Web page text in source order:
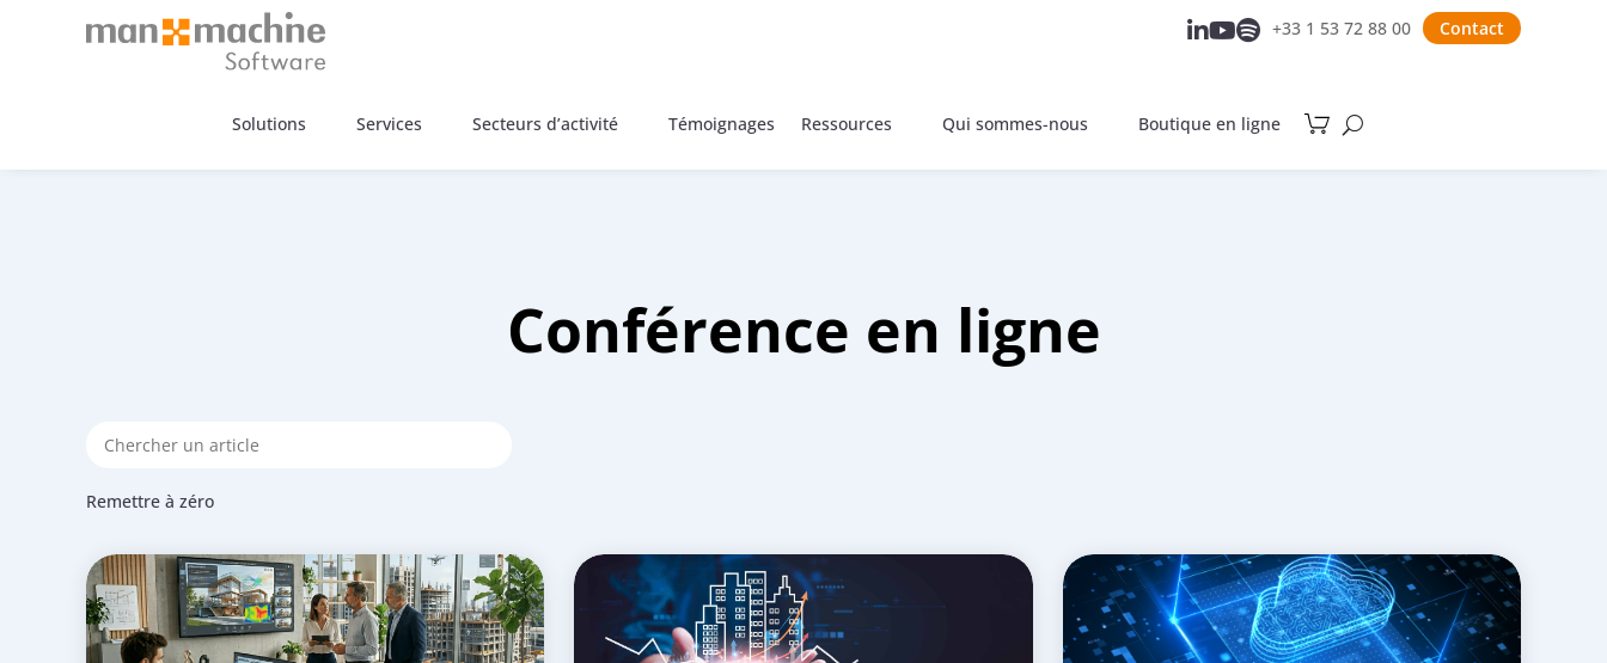
 +33 1 53 72 88 00 Contact
Solutions Services Secteurs d’activité Témoignages Ressources Qui sommes-nous Boutique en ligne
Conférence en ligne
Remettre à zéro